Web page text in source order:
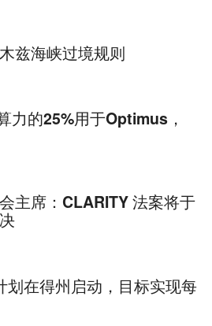
兹海峡过境规则
力的25%用于Optimus，
主席：CLARITY 法案将于
在得州启动，目标实现每